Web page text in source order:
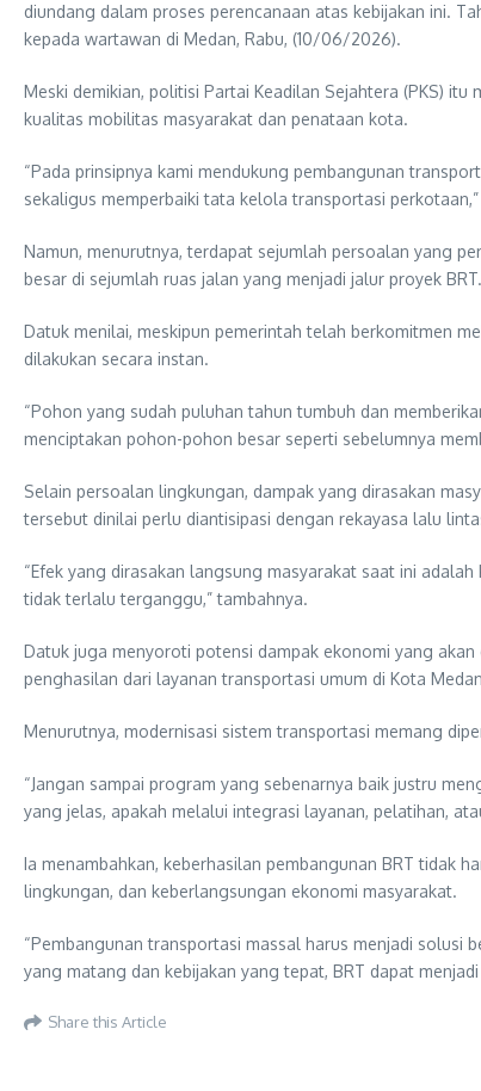
diundang dalam proses perencanaan atas kebijakan ini.
kepada wartawan di Medan, Rabu, (10/06/2026).
Meski demikian, politisi Partai Keadilan Sejahtera (PKS)
kualitas mobilitas masyarakat dan penataan kota.
“Pada prinsipnya kami mendukung pembangunan
sekaligus memperbaiki tata kelola transportasi
Namun, menurutnya, terdapat sejumlah persoalan yang
besar di sejumlah ruas jalan yang menjadi jalur proyek BRT.
Datuk menilai, meskipun pemerintah telah berkomitmen
dilakukan secara instan.
“Pohon yang sudah puluhan tahun tumbuh dan
menciptakan pohon-pohon besar seperti sebelumnya
Selain persoalan lingkungan, dampak yang dirasakan
tersebut dinilai perlu diantisipasi dengan rekayasa lalu
“Efek yang dirasakan langsung masyarakat saat ini
tidak terlalu terganggu,” tambahnya.
Datuk juga menyoroti potensi dampak ekonomi yang
penghasilan dari layanan transportasi umum di Kota
Menurutnya, modernisasi sistem transportasi memang
“Jangan sampai program yang sebenarnya baik justru
yang jelas, apakah melalui integrasi layanan, pelatihan,
Ia menambahkan, keberhasilan pembangunan BRT tidak
lingkungan, dan keberlangsungan ekonomi masyarakat.
“Pembangunan transportasi massal harus menjadi solusi
yang matang dan kebijakan yang tepat, BRT dapat
Share this Article